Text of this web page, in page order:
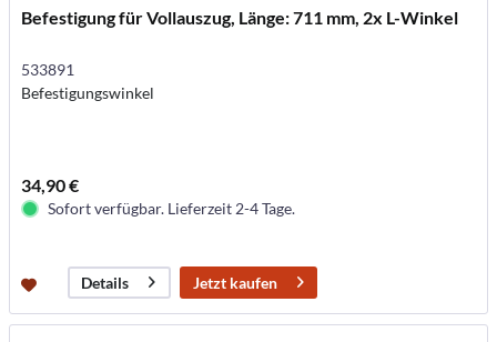
Befestigung für Vollauszug, Länge: 711 mm, 2x L-Winkel
533891
Befestigungswinkel
34,90 €
Sofort verfügbar. Lieferzeit 2-4 Tage.
Details Jetzt kaufen